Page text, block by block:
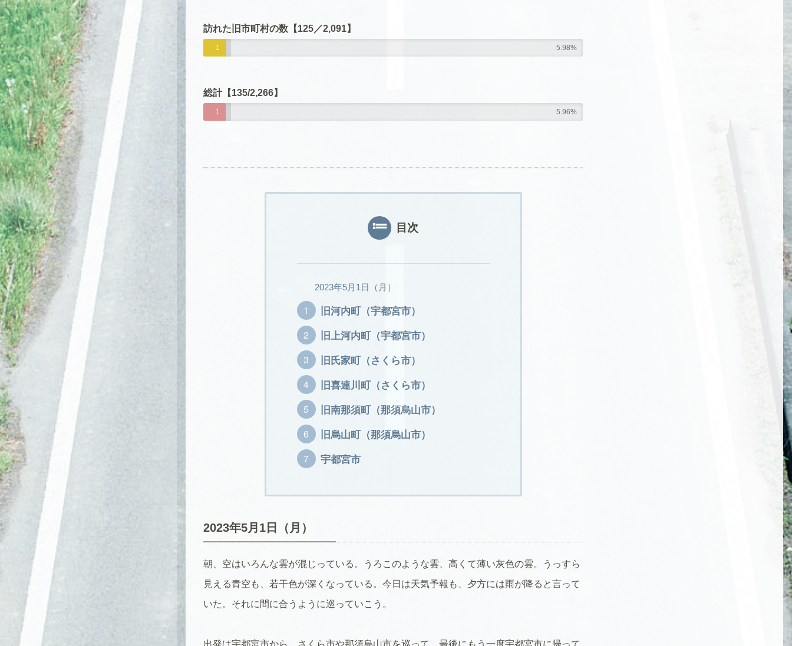
訪れた旧市町村の数【125／2,091】
1 5.98%
総計【135/2,266】
1 5.96%
目次
2023年5月1日（月）
旧河内町（宇都宮市）
旧上河内町（宇都宮市）
旧氏家町（さくら市）
旧喜連川町（さくら市）
旧南那須町（那須烏山市）
旧烏山町（那須烏山市）
宇都宮市
2023年5月1日（月）
朝、空はいろんな雲が混じっている。うろこのような雲、高くて薄い灰色の雲。うっすら
見える青空も、若干色が深くなっている。今日は天気予報も、夕方には雨が降ると言って
いた。それに間に合うように巡っていこう。
出発は宇都宮市から、さくら市や那須烏山市を巡って、最後にもう一度宇都宮市に帰って